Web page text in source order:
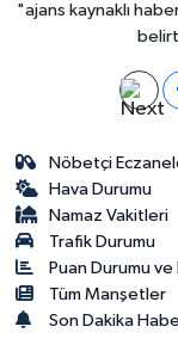
"ajans kaynaklı
Nöbetçi
Hava Durumu
Namaz Vakitleri
Trafik Durumu
Puan Durumu
Tüm Manşetler
Son Dakika